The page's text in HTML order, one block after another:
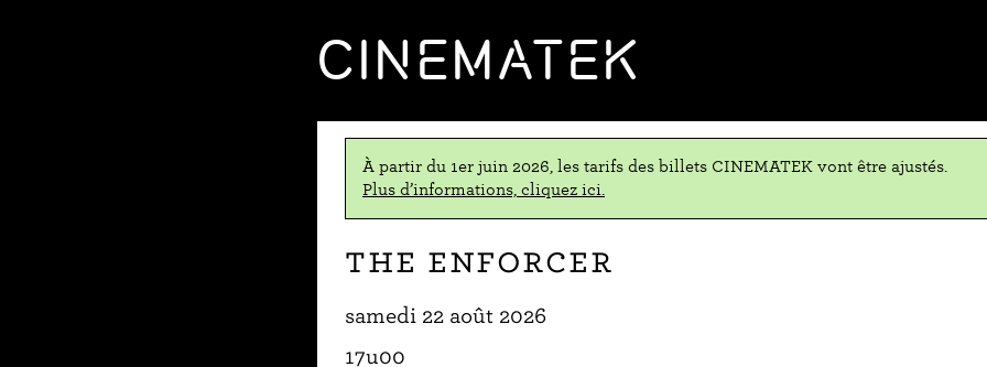
CINEMATEK
À partir du 1er juin 2026, les tarifs des billets CINEMATEK vont être ajustés.
Plus d’informations, cliquez ici.
The Enforcer
samedi 22 août 2026
17u00